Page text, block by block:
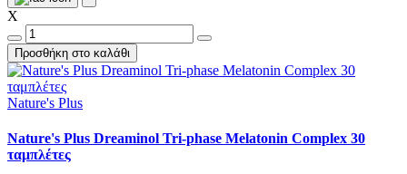
X
Προσθήκη στο καλάθι
Nature's Plus
Nature's Plus Dreaminol Tri-phase Melatonin Complex 30
ταμπλέτες